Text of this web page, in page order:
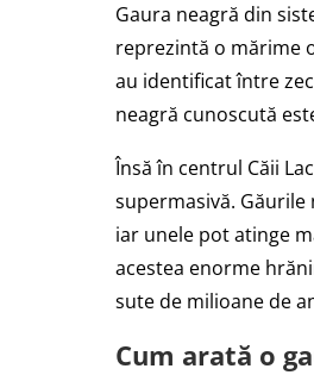
Gaura neagră din
reprezintă o mărime
au identificat între
neagră cunoscută
Însă în centrul Căii
supermasivă.
iar unele pot atinge
acestea enorme
sute de milioane de
Cum arată o